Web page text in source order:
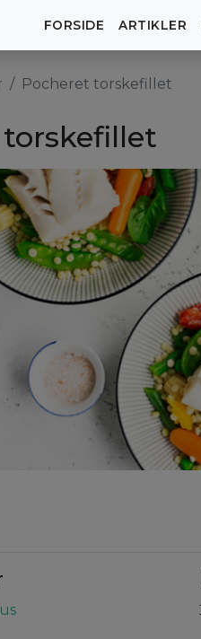
FORSIDE ARTIKLER
Pocheret torskefillet